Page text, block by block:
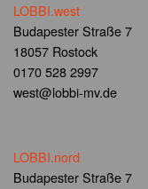
LOBBI.west
Budapester Straße 7
18057 Rostock
0170 528 2997
west@lobbi-mv.de
LOBBI.nord
Budapester Straße 7